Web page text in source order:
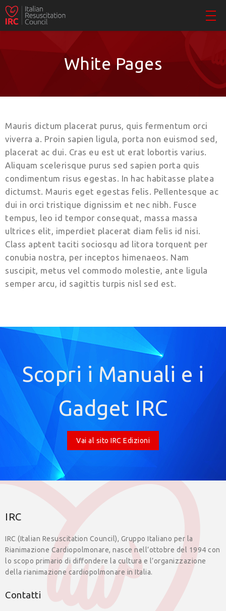
White Pages
Mauris dictum placerat purus, quis fermentum orci
viverra a. Proin sapien ligula, porta non euismod sed,
placerat ac dui. Cras eu est ut erat lobortis varius.
Aliquam scelerisque purus sed sapien porta quis
condimentum risus egestas. In hac habitasse platea
dictumst. Mauris eget egestas felis. Pellentesque ac
dui in orci tristique dignissim et nec nibh. Fusce
tempus, leo id tempor consequat, massa massa
ultrices elit, imperdiet placerat diam felis id nisi.
Class aptent taciti sociosqu ad litora torquent per
conubia nostra, per inceptos himenaeos. Nam
suscipit, metus vel commodo molestie, ante ligula
semper arcu, id sagittis turpis nisl sed est.
Scopri i Manuali e i
Gadget IRC
Vai al sito IRC Edizioni
IRC
IRC (Italian Resuscitation Council), Gruppo Italiano per la
Rianimazione Cardiopolmonare, nasce nell’ottobre del 1994 con
lo scopo primario di diffondere la cultura e l’organizzazione
della rianimazione cardiopolmonare in Italia.
Contatti